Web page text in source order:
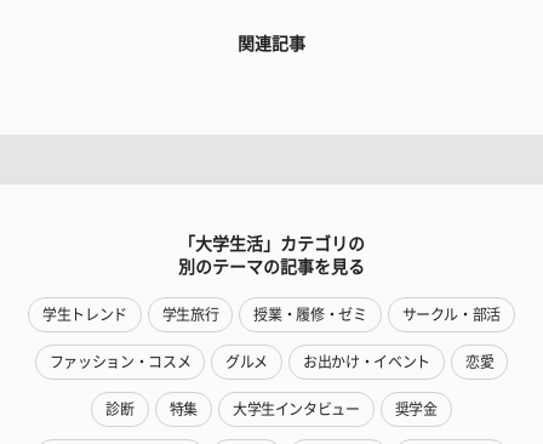
関連記事
「大学生活」カテゴリの
別のテーマの記事を見る
学生トレンド 学生旅行 授業・履修・ゼミ サークル・部活
ファッション・コスメ グルメ お出かけ・イベント 恋愛
診断 特集 大学生インタビュー 奨学金